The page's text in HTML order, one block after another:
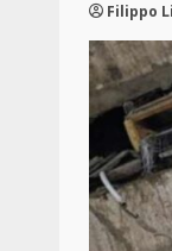
Filippo